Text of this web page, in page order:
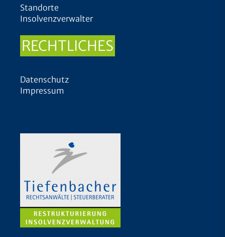
Standorte
Insolvenzverwalter
RECHTLICHES
Datenschutz
Impressum